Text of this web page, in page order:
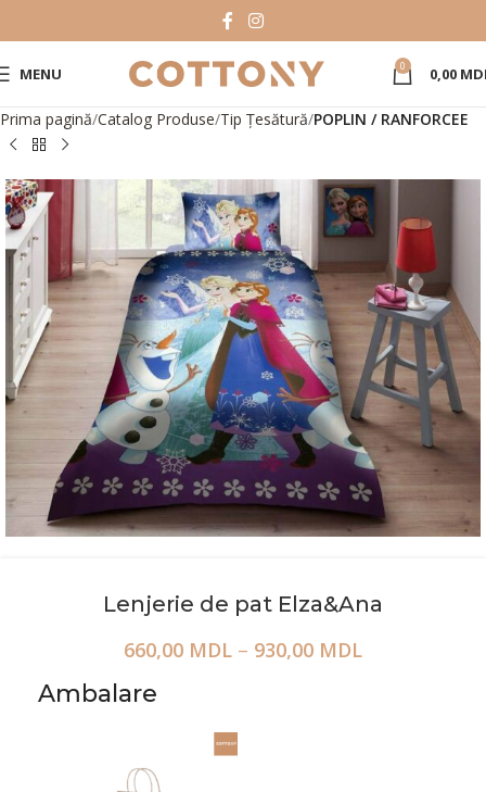
MENU 0 0,00
Prima pagină Catalog Produse Tip Țesătură POPLIN / RANFORCEE
Lenjerie de pat Elza&Ana
660,00 MDL – 930,00 MDL
Ambalare